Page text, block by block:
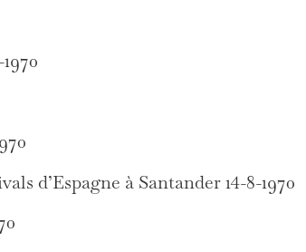
d’Espagne à Santander 14-8-1970